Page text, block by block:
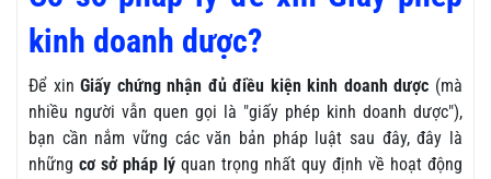
kinh doanh dược?
Để xinGiấy chứng nhận đủ điều kiện kinh doanh dược (mà
nhiều người vẫn quen gọi là "giấy phép kinh doanh dược"),
bạn cần nắm vững các văn bản pháp luật sau đây, đây là
những cơ sở pháp lý quan trọng nhất quy định về hoạt động